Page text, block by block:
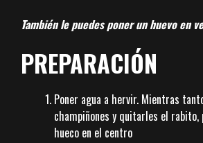
También le puedes poner un huevo en
PREPARACIÓN
Poner agua a hervir. Mientras
champiñones y quitarles el rabito,
hueco en el centro